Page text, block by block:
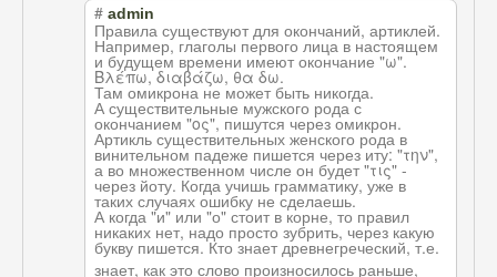
# admin
Правила существуют для окончаний, артиклей.
Например, глаголы первого лица в настоящем
и будущем времени имеют окончание "ω".
Βλέπω, διαβάζω, θα δω.
Там омикрона не может быть никогда.
А существительные мужского рода с
окончанием "ος", пишутся через омикрон.
Артикль существительных женского рода в
винительном падеже пишется через иту: "την",
а во множественном числе он будет "τις" -
через йоту. Когда учишь грамматику, уже в
таких случаях ошибку не сделаешь.
А когда "и" или "о" стоит в корне, то правил
никаких нет, надо просто зубрить, через какую
букву пишется. Кто знает древнегреческий, т.е.
знает, как это слово произносилось раньше,